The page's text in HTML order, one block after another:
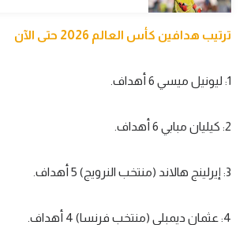
أقسام خاصة
ميركاتو
تحقيق في الجول
حكايات في الجول
ترتيب هدافين كأس العالم 2026 حتى الآن
1: ليونيل ميسي 6 أهداف.
2: كيليان مبابي 6 أهداف.
3: إيرلينج هالاند (منتخب النرويج) 5 أهداف.
4: عثمان ديمبلي (منتخب فرنسا) 4 أهداف.